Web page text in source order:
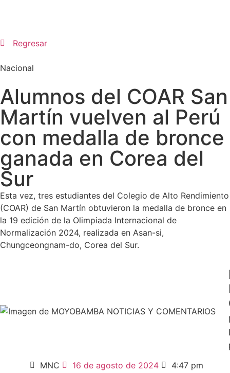
Regresar
Nacional
Alumnos del COAR San
Martín vuelven al Perú
con medalla de bronce
ganada en Corea del
Sur
Esta vez, tres estudiantes del Colegio de Alto Rendimiento
(COAR) de San Martín obtuvieron la medalla de bronce en
la 19 edición de la Olimpiada Internacional de
Normalización 2024, realizada en Asan-si,
Chungceongnam-do, Corea del Sur.
MNC
16 de agosto de 2024 4:47 pm